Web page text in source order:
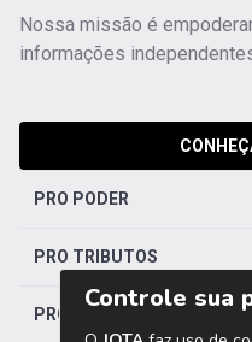
Nossa missão é
informações
PRO PODER
PRO TRIBUTOS
PRO TRABALHISTA